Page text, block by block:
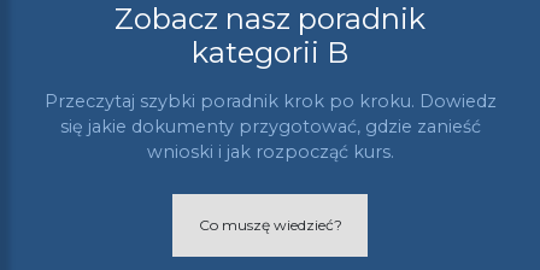
Zobacz nasz poradnik
kategorii B
Przeczytaj szybki poradnik krok po kroku. Dowiedz
się jakie dokumenty przygotować, gdzie zanieść
wnioski i jak rozpocząć kurs.
Co muszę wiedzieć?